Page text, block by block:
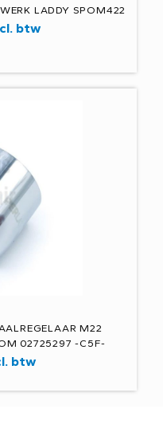
LADDY SPOM422
btw
M22
02725297 -C5F-
btw